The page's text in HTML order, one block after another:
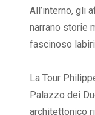
All’interno, gli
narrano storie
fascinoso
La Tour
Palazzo dei
architettonico